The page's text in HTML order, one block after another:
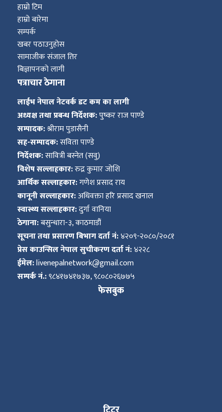
हाम्रो टिम
हाम्रो बारेमा
सम्पर्क
खबर पठाउनुहोस
सामाजीक संजाल तिर
बिज्ञापनको लागी
पत्राचार ठेगाना
लाईभ नेपाल नेटवर्क डट कम का लागी
अध्यक्ष तथा प्रबन्ध निर्देशक:पुष्कर राज पाण्डे
सम्पादक:श्रीराम पुडासैनी
सह-सम्पादक:सविता पाण्डे
निर्देशक:सावित्री बस्नेत (सवु)
विशेष सल्लाहकार:रुद्र कुमार जोशि
आर्थिक सल्लाहकार:गणेश प्रसाद राय
कानूनी सल्लाहकार:अधिवक्ता हरि प्रसाद खनाल
स्वास्थ्य सल्लाहकार:दुर्गा वानिया
ठेगाना:बसुन्धारा-३, काठमाडौं
सूचना तथा प्रसारण बिभाग दर्ता नं:४२०९-२०८०/२०८१
प्रेस काउन्सिल नेपाल सुचीकरण दर्ता नं:४२२८
ईमेल:livenepalnetwork@gmail.com
सम्पर्क नं.:९८४१७४१७३७, ९८०८०२६७७५
फेसबुक